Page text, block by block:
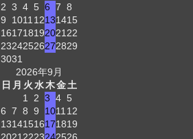
2 3 4 5 6 7 8
9
1011 12131415
161718192021 22
23242526272829
3031
2026年9月
日 月 火水木金土
1
2 3 4 5
6 7 8 9 1011 12
13141516171819